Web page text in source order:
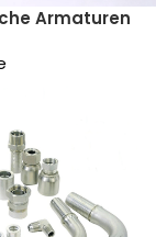
Armaturen